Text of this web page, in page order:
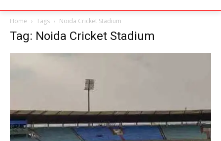
Home Tags Noida Cricket Stadium
Tag: Noida Cricket Stadium